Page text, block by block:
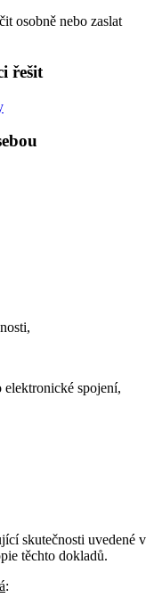
osobně nebo zaslat
řešit
spojení,
skutečnosti uvedené v
těchto dokladů.
: